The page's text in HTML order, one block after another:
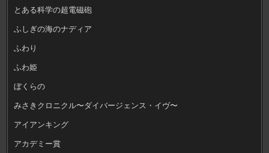
とある科学の超電磁砲
ふしぎの海のナディア
ふわり
ふわ姫
ぼくらの
みさきクロニクル〜ダイバージェンス・イヴ〜
アイアンキング
アカデミー賞